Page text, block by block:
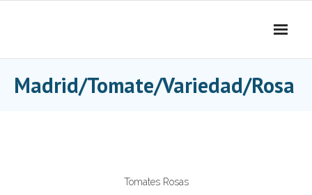
Madrid/Tomate/Variedad/Rosa
Tomates Rosas